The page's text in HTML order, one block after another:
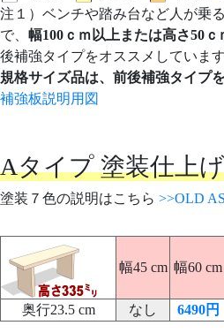
注１）ベンチや踏み台など人が乗
で、 幅100ｃｍ以上または高さ50ｃ
後補強タイプをオススメしていま
規格サイズ品は、前後補強タイプ
補強板説明用図
Aタイプ 塗装仕上げ
塗装７色の説明はこちら >>OLD
幅45 cm 幅60 cm
奥行23.5 cm なし 6490円